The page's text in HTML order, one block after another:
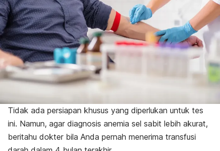
Tidak ada persiapan khusus yang diperlukan untuk tes
ini. Namun, agar diagnosis anemia sel sabit lebih akurat,
beritahu dokter bila Anda pernah menerima transfusi